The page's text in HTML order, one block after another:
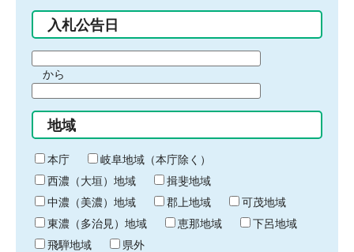
入札公告日
間
始
り
から
間
終
わ
り
地域
本庁
岐阜地域（本庁除く）
西濃（大垣）地域
揖斐地域
中濃（美濃）地域
郡上地域
可茂地域
東濃（多治見）地域
恵那地域
下呂地域
飛騨地域
県外